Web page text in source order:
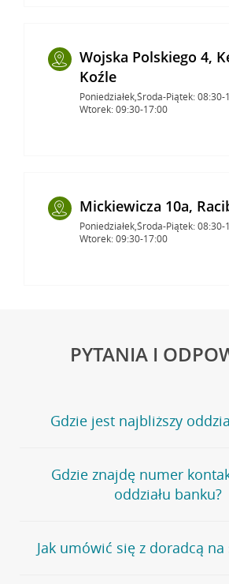
Wojska Polskiego 4,
Koźle
Poniedziałek,Środa-Piątek: 08:30-
Wtorek: 09:30-17:00
Mickiewicza 10a,
Poniedziałek,Środa-Piątek: 08:30-
Wtorek: 09:30-17:00
PYTANIA I
Gdzie jest najbliższy
Jeśli szukasz oddziału naszego banku,
stronęPlacówki i bankomaty, na której
wygodna wyszukiwarka.
oddziałów
Gdzie znajdę numer
oddziału banku?
Bank Credit Agricole nie udostępnia
telefonu do placówki bankowej.
Jak umówić się z doradcą